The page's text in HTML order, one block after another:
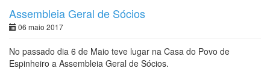
Assembleia Geral de Sócios
06 maio 2017
No passado dia 6 de Maio teve lugar na Casa do Povo de
Espinheiro a Assembleia Geral de Sócios.